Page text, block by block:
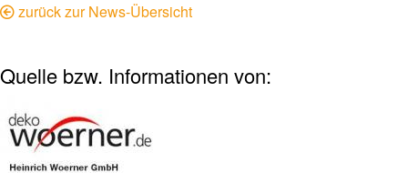
zurück zur News-Übersicht
Quelle bzw. Informationen von: